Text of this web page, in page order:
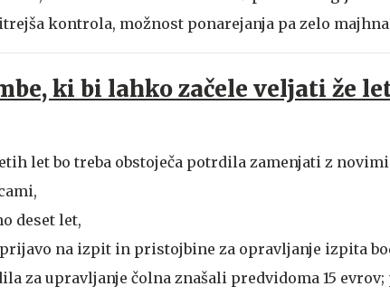
kontrola, možnost ponarejanja pa zelo
ki bi lahko začele veljati že
let bo treba obstoječa potrdila zamenjati z novimi
deset let,
na izpit in pristojbine za opravljanje izpita
za upravljanje čolna znašali predvidoma 15 evrov;